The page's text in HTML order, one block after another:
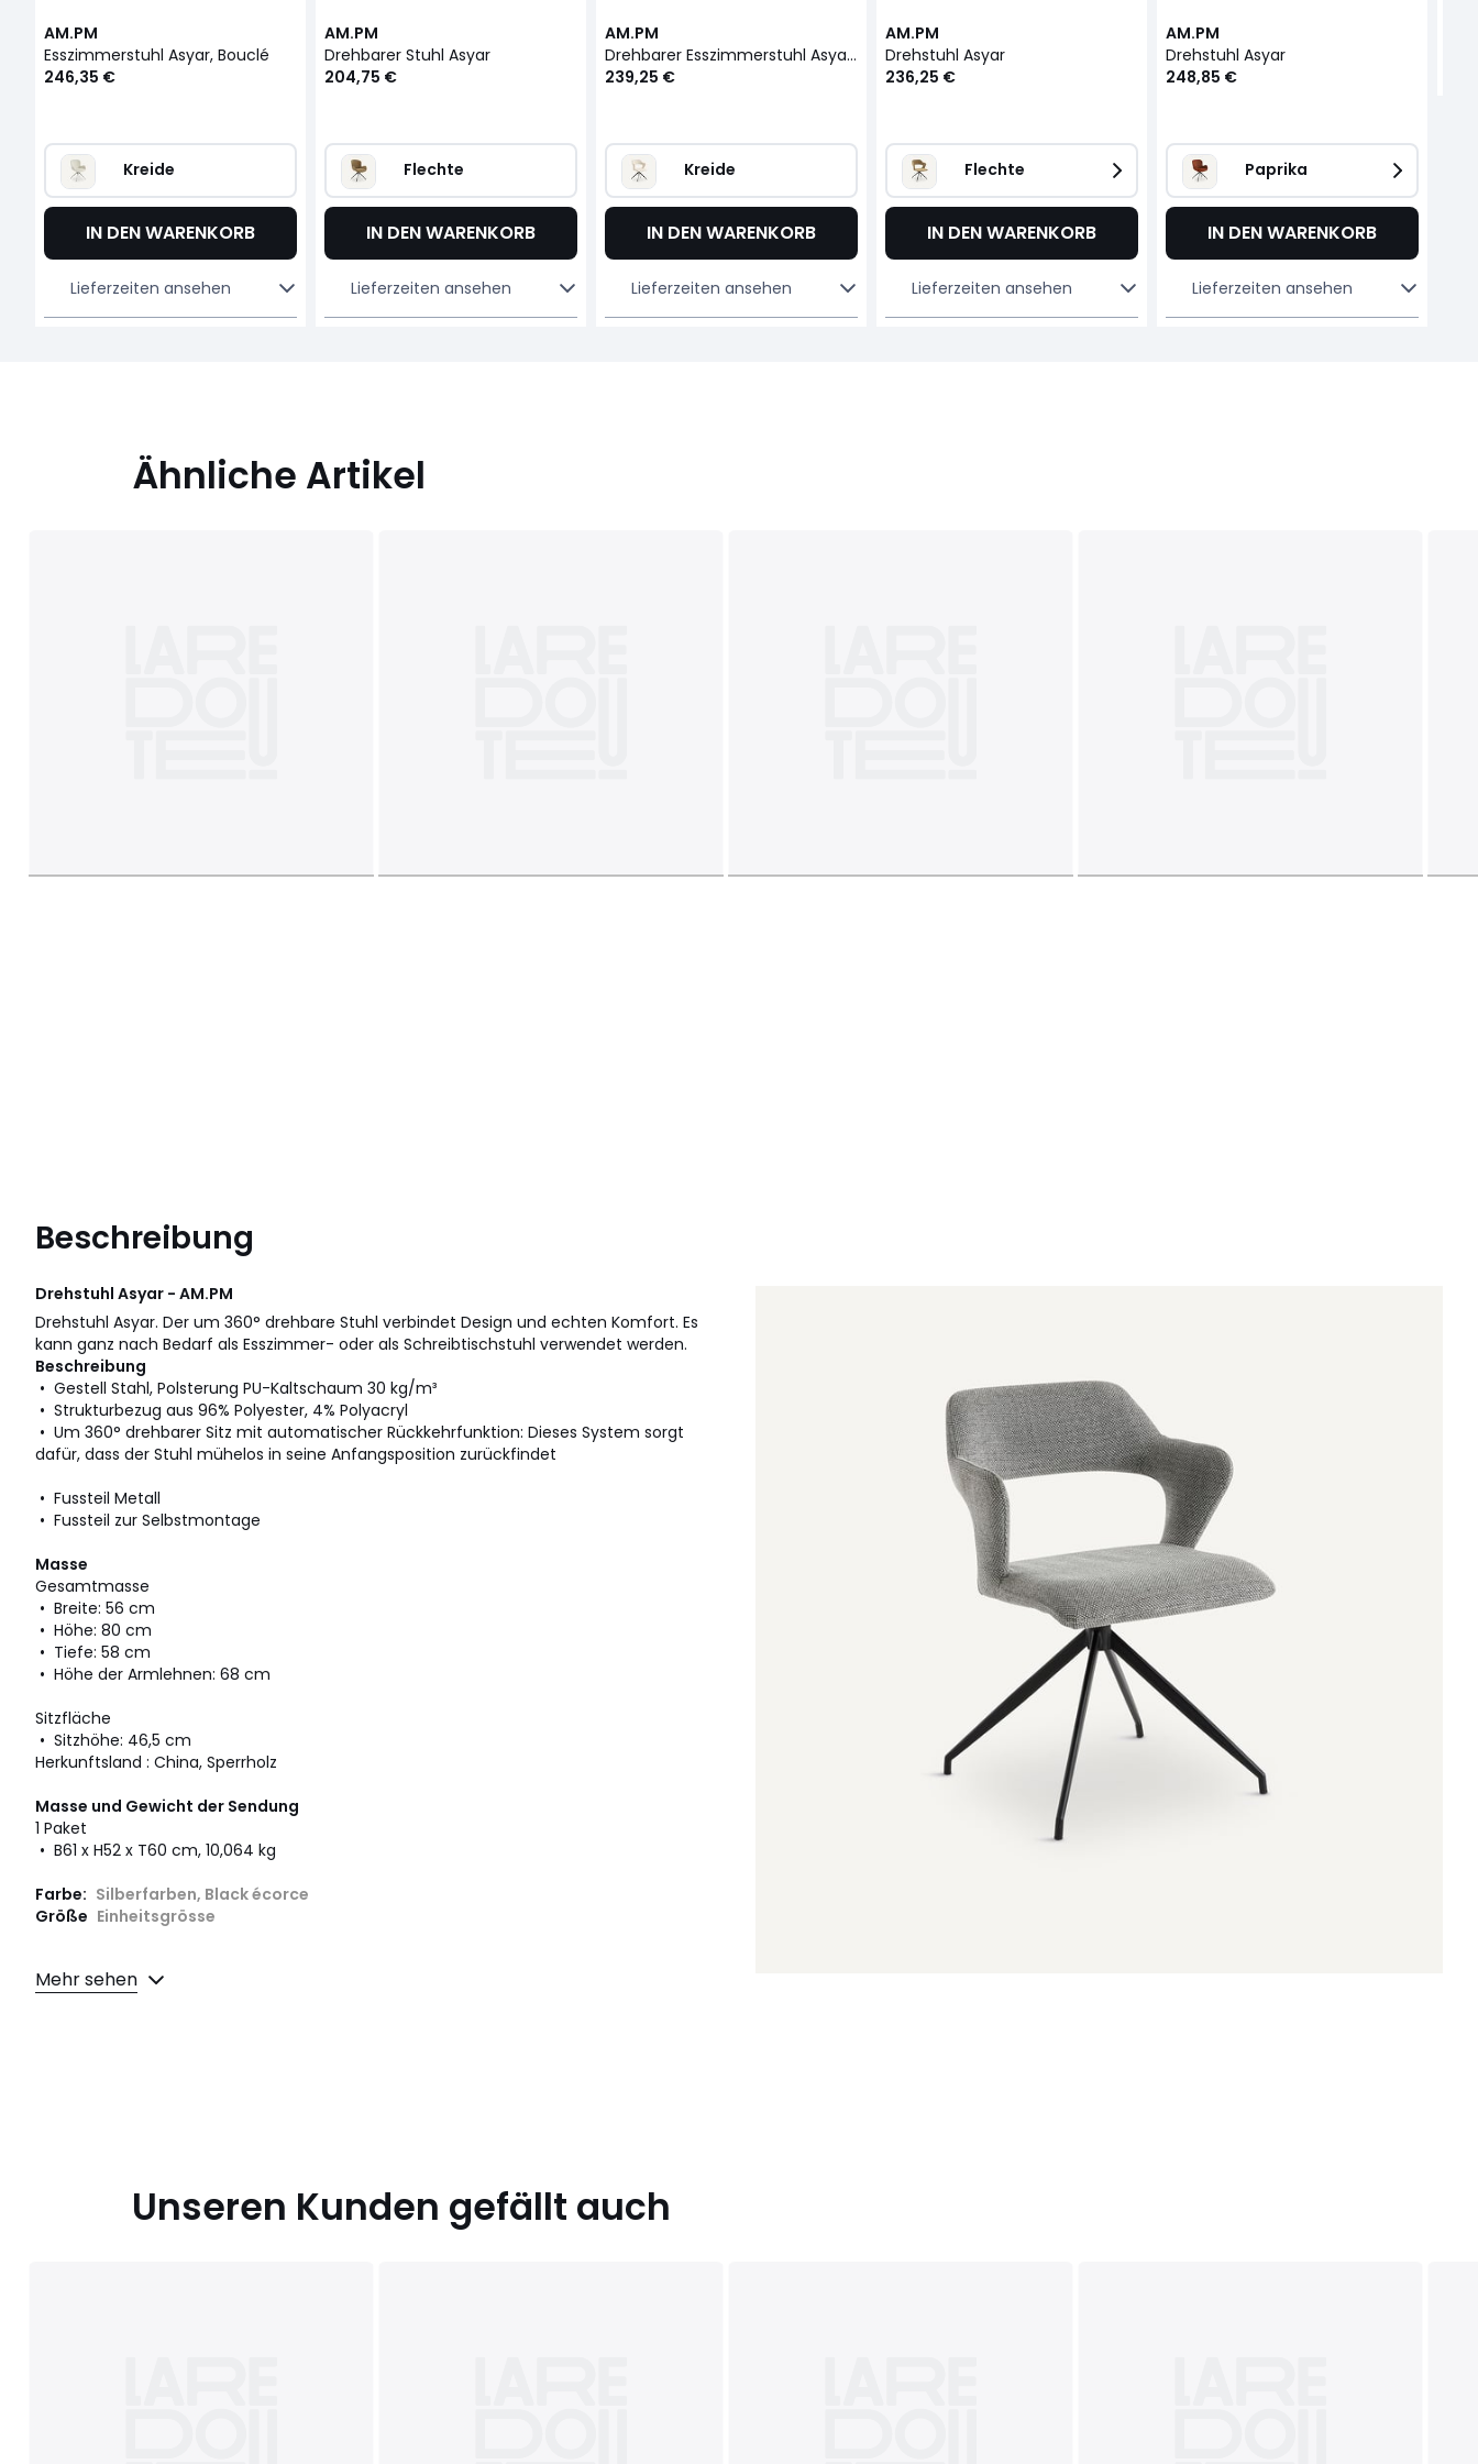
AM.PM
Esszimmerstuhl Asyar, Bouclé
246,35 €
Kreide
IN DEN WARENKORB
Lieferzeiten ansehen
AM.PM
Drehbarer Stuhl Asyar
204,75 €
Flechte
IN DEN WARENKORB
Lieferzeiten ansehen
AM.PM
Drehbarer Esszimmerstuhl Asyar, Bouclé
239,25 €
Kreide
IN DEN WARENKORB
Lieferzeiten ansehen
AM.PM
Drehstuhl Asyar
236,25 €
Flechte
IN DEN WARENKORB
Lieferzeiten ansehen
AM.PM
Drehstuhl Asyar
248,85 €
Paprika
IN DEN WARENKORB
Lieferzeiten ansehen
Ähnliche Artikel
Beschreibung
Drehstuhl Asyar - AM.PM
Drehstuhl Asyar. Der um 360° drehbare Stuhl verbindet Design und echten Komfort. Es
kann ganz nach Bedarf als Esszimmer- oder als Schreibtischstuhl verwendet werden.
Beschreibung
• Gestell Stahl, Polsterung PU-Kaltschaum 30 kg/m³
• Strukturbezug aus 96% Polyester, 4% Polyacryl
• Um 360° drehbarer Sitz mit automatischer Rückkehrfunktion: Dieses System sorgt
dafür, dass der Stuhl mühelos in seine Anfangsposition zurückfindet
• Fussteil Metall
• Fussteil zur Selbstmontage
Masse
Gesamtmasse
• Breite: 56 cm
• Höhe: 80 cm
• Tiefe: 58 cm
• Höhe der Armlehnen: 68 cm
Sitzfläche
• Sitzhöhe: 46,5 cm
Herkunftsland : China, Sperrholz
Masse und Gewicht der Sendung
1 Paket
• B61 x H52 x T60 cm, 10,064 kg
Farbe: Silberfarben, Black écorce
Größe Einheitsgrösse
Mehr sehen
Unseren Kunden gefällt auch